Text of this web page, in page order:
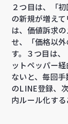
２つ目は、「
の新規が増え
は、価値訴求
せ、「価格以
す。３つ目は
ットペッパー
ないと、毎回
のLINE登録、
内ルール化する